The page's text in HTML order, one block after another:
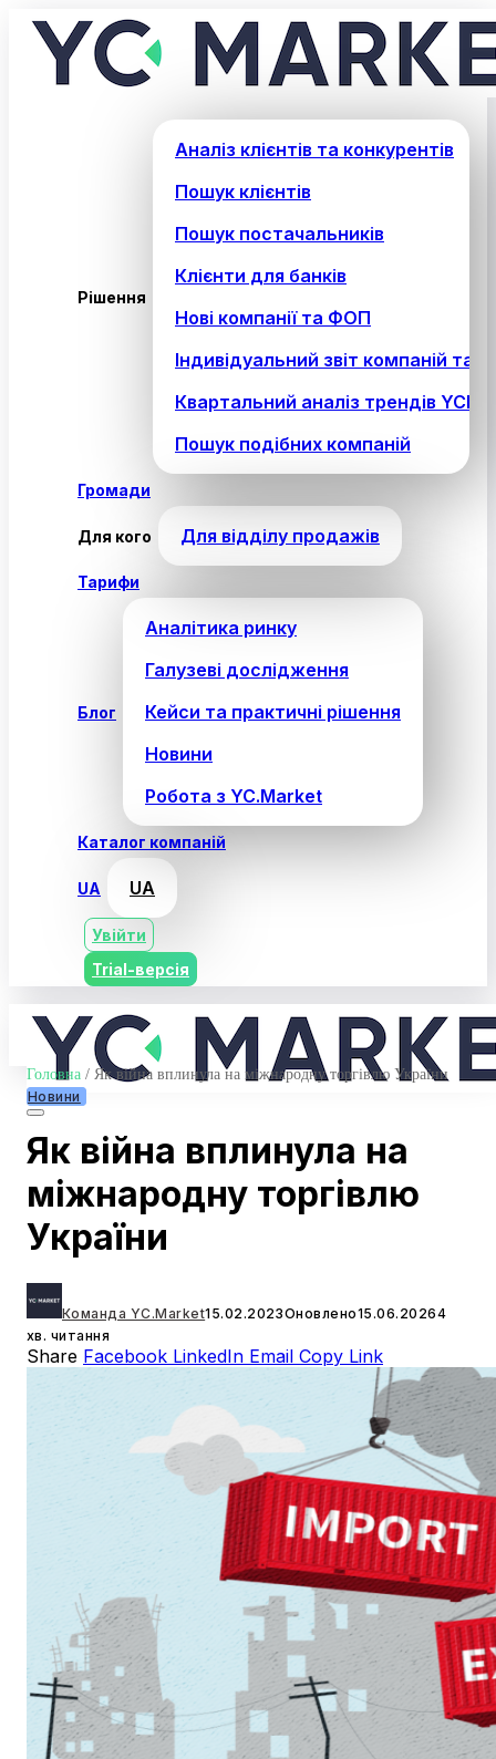
Рішення
Аналіз клієнтів та конкурентів
Пошук клієнтів
Пошук постачальників
Клієнти для банків
Нові компанії та ФОП
Індивідуальний звіт компаній та
Квартальний аналіз трендів YCM
Пошук подібних компаній
Громади
Для кого Для відділу продажів
Тарифи
Блог
Аналітика ринку
Галузеві дослідження
Кейси та практичні рішення
Новини
Робота з YC.Market
Каталог компаній
UA UA
Увійти
Trial-версія
Головна / Як війна вплинула на міжнародну торгівлю України
Новини
Як війна вплинула на
міжнародну торгівлю
України
Команда YC.Market15.02.2023Оновлено15.06.20264
хв. читання
Share Facebook LinkedIn Email Copy Link